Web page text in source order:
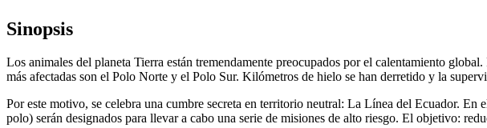
Sinopsis
Los animales del planeta Tierra están tremendamente preocupados por el calentamiento
más afectadas son el Polo Norte y el Polo Sur. Kilómetros de hielo se han derretido y la
Por este motivo, se celebra una cumbre secreta en territorio neutral: La Línea del Ecuador. En
polo) serán designados para llevar a cabo una serie de misiones de alto riesgo. El objetivo: